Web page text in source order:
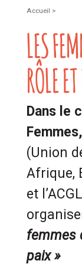
Accueil >
LES
RÔLE
Dans le
(Union
Afrique,
et
femmes
paix »